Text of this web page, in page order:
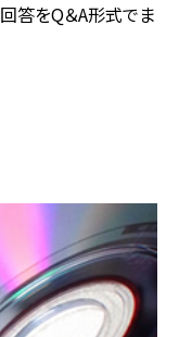
答をQ＆A形式でま